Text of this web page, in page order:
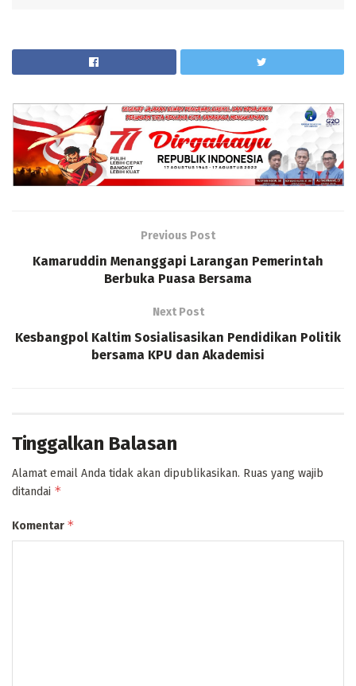
Previous Post
Kamaruddin Menanggapi Larangan Pemerintah
Berbuka Puasa Bersama
Next Post
Kesbangpol Kaltim Sosialisasikan Pendidikan Politik
bersama KPU dan Akademisi
Tinggalkan Balasan
Alamat email Anda tidak akan dipublikasikan. Ruas yang wajib
ditandai *
Komentar *